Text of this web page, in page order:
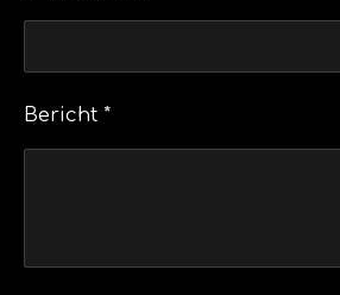
Bericht *